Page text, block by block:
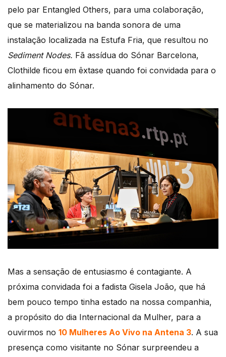
pelo par Entangled Others, para uma colaboração,
que se materializou na banda sonora de uma
instalação localizada na Estufa Fria, que resultou no
Sediment Nodes. Fã assídua do Sónar Barcelona,
Clothilde ficou em êxtase quando foi convidada para o
alinhamento do Sónar.
Mas a sensação de entusiasmo é contagiante. A
próxima convidada foi a fadista Gisela João, que há
bem pouco tempo tinha estado na nossa companhia,
a propósito do dia Internacional da Mulher, para a
ouvirmos no 10 Mulheres Ao Vivo na Antena 3. A sua
presença como visitante no Sónar surpreendeu a